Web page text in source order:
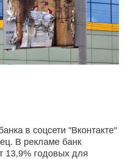
в соцсети "Вконтакте"
В рекламе банк
13,9% годовых для